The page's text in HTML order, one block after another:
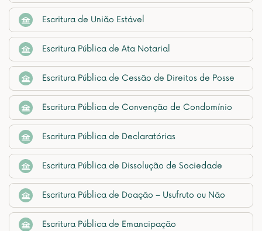
Escritura de União Estável
Escritura Pública de Ata Notarial
Escritura Pública de Cessão de Direitos de Posse
Escritura Pública de Convenção de Condomínio
Escritura Pública de Declaratórias
Escritura Pública de Dissolução de Sociedade
Escritura Pública de Doação – Usufruto ou Não
Escritura Pública de Emancipação